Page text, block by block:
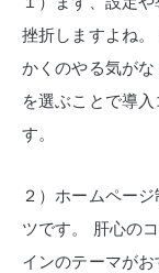
挫折しますよね。
かくのやる気がな
を選ぶことで導
す。
２）ホームペー
ツです。
肝心の
インのテーマがお